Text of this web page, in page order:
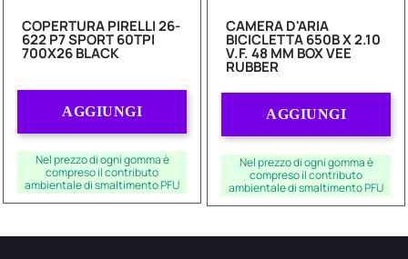
COPERTURA PIRELLI 26-
622 P7 SPORT 60TPI
700X26 BLACK
AGGIUNGI
Nel prezzo di ogni gomma è
compreso il contributo
ambientale di smaltimento PFU
CAMERA D'ARIA
BICICLETTA 650B X 2.10
V.F. 48 MM BOX VEE
RUBBER
AGGIUNGI
Nel prezzo di ogni gomma è
compreso il contributo
ambientale di smaltimento PFU